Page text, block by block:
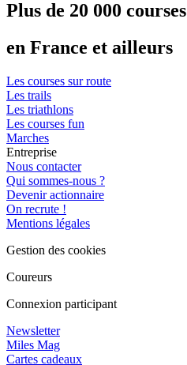
Plus de 20 000 courses
en France et ailleurs
Les courses sur route
Les trails
Les triathlons
Les courses fun
Marches
Entreprise
Nous contacter
Qui sommes-nous ?
Devenir actionnaire
On recrute !
Mentions légales
Gestion des cookies
Coureurs
Connexion participant
Newsletter
Miles Mag
Cartes cadeaux